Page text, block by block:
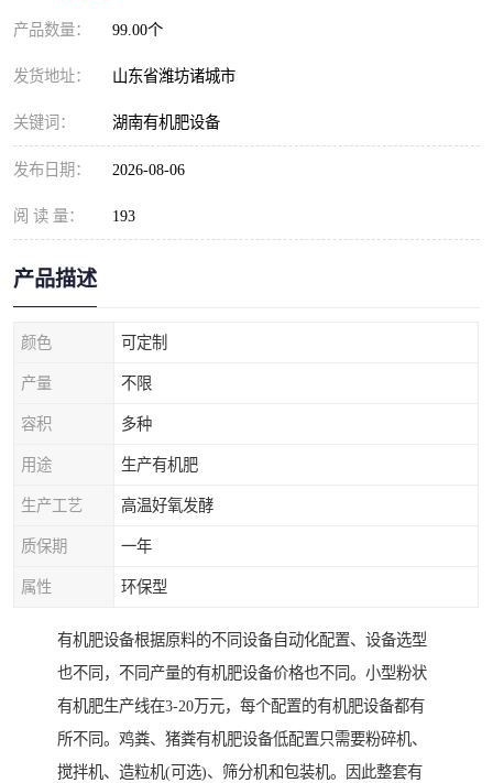
产品数量： 99.00个
发货地址： 山东省潍坊诸城市
关键词： 湖南有机肥设备
发布日期： 2026-08-06
阅 读 量： 193
产品描述
颜色 可定制
产量 不限
容积 多种
用途 生产有机肥
生产工艺 高温好氧发酵
质保期 一年
属性 环保型
有机肥设备根据原料的不同设备自动化配置、设备选型
也不同，不同产量的有机肥设备价格也不同。小型粉状
有机肥生产线在3-20万元，每个配置的有机肥设备都有
所不同。鸡粪、猪粪有机肥设备低配置只需要粉碎机、
搅拌机、造粒机(可选)、筛分机和包装机。因此整套有